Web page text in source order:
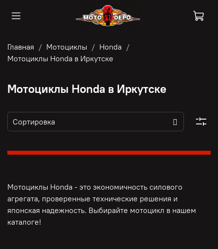
Главная Мотоциклы
Honda
Мотоциклы Honda в Иркутске
Мотоциклы Honda в Иркутске
Мотоциклы Honda - это экономичность силового
агрегата, проверенные технические решения и
японская надежность. Выбирайте мотоцикл в нашем
каталоге!